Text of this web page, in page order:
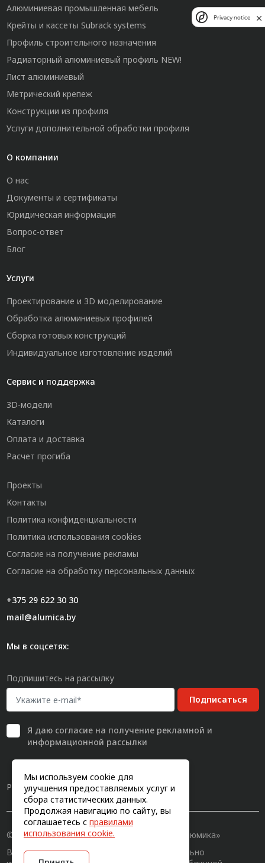
Мы используем cookie для
улучшения предоставляемых услуг и
сбора статистических данных.
Продолжая навигацию по сайту, вы
соглашаетесь с правилами
использования cookie.
Алюминиевая промышленная мебель
Крейты и кассеты Subrack systems
Профиль строительного назначения
Радиаторный алюминиевый профиль NEW!
Лист алюминиевый
Метрический крепеж
Конструкции из профиля
Услуги дополнительной обработки профиля
О компании
О нас
Документы и сертификаты
Юридическая информация
Вопрос-ответ
Блог
Услуги
Проектирование и 3D моделирование
Обработка алюминиевых профилей
Сборка готовых конструкций
Индивидуальное изготовление изделий
Сервис и поддержка
3D-модели
Каталоги
Оплата и доставка
Расчет прогиба
Проекты
Контакты
Политика конфиденциальности
Политика использования cookies
Согласие на получение рекламы
Согласие на обработку персональных данных
+375 29 622 30 30
mail@alumica.by
Мы в соцсетях:
Подпишитесь на рассылку
Подписаться
Я даю согласиена получение рекламной и
информационной рассылки
Разработка сайта
© 2011-2026, Конструкционный профиль «Алюмика»
Вся информация на сайте имеет исключительно
Privacy notice